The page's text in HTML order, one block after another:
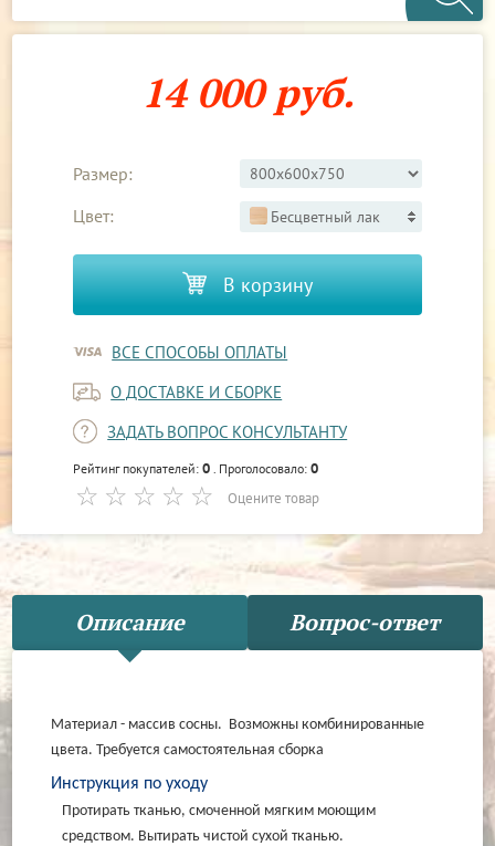
14 000 руб.
Размер:
Цвет:
Бесцветный лак
В корзину
ВСЕ СПОСОБЫ ОПЛАТЫ
О ДОСТАВКЕ И СБОРКЕ
ЗАДАТЬ ВОПРОС КОНСУЛЬТАНТУ
Рейтинг покупателей:0 . Проголосовало:0
Оцените товар
Описание Вопрос-ответ
Материал - массив сосны. Возможны комбинированные
цвета. Требуется самостоятельная сборка
Инструкция по уходу
Протирать тканью, смоченной мягким моющим
средством. Вытирать чистой сухой тканью.